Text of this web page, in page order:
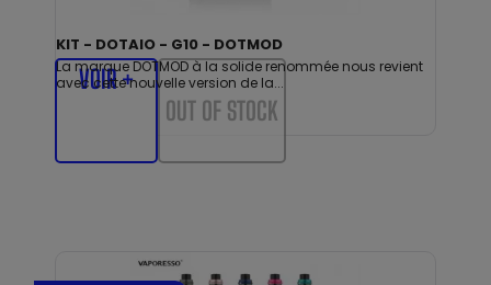
KIT - DOTAIO - G10 - DOTMOD
La marque DOTMOD à la solide renommée nous revient
avec cette nouvelle version de la...
VOIR +
OUT OF STOCK